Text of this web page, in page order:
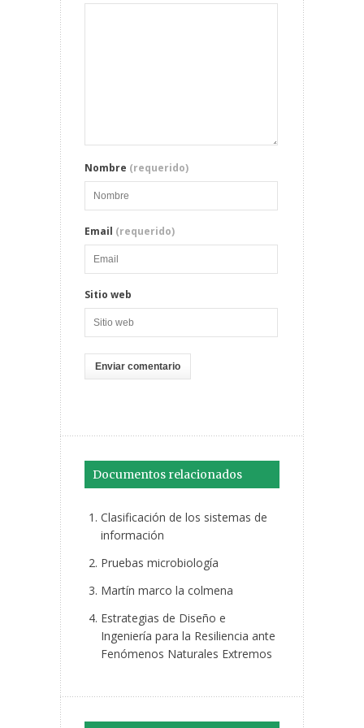
Nombre (requerido)
Email (requerido)
Sitio web
Documentos relacionados
Clasificación de los sistemas de
información
Pruebas microbiología
Martín marco la colmena
Estrategias de Diseño e
Ingeniería para la Resiliencia ante
Fenómenos Naturales Extremos